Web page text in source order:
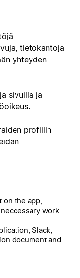
tietokantoja
yhteyden
sivuilla ja
profiilin
on the app,
work
Slack,
document and